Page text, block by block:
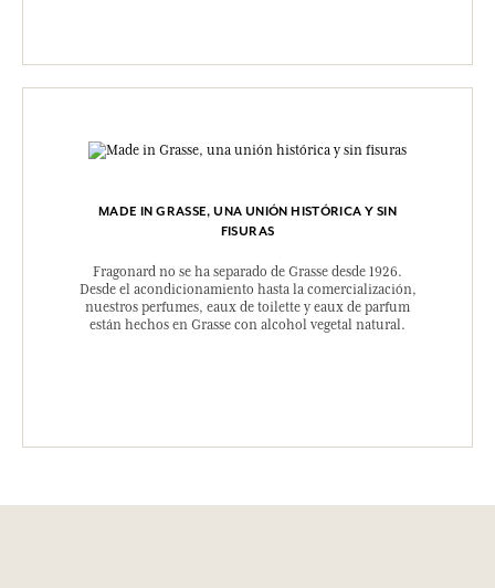
MADE IN GRASSE, UNA UNIÓN HISTÓRICA Y SIN
FISURAS
Fragonard no se ha separado de Grasse desde 1926.
Desde el acondicionamiento hasta la comercialización,
nuestros perfumes, eaux de toilette y eaux de parfum
están hechos en Grasse con alcohol vegetal natural.